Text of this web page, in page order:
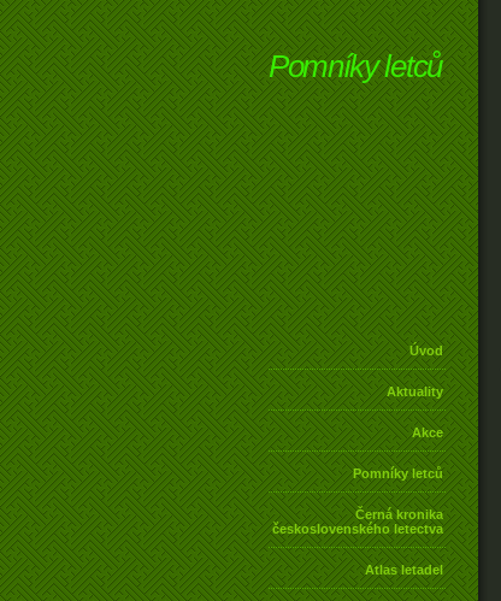
Pomníky letců
Úvod
Aktuality
Akce
Pomníky letců
Černá kronika
československého letectva
Atlas letadel